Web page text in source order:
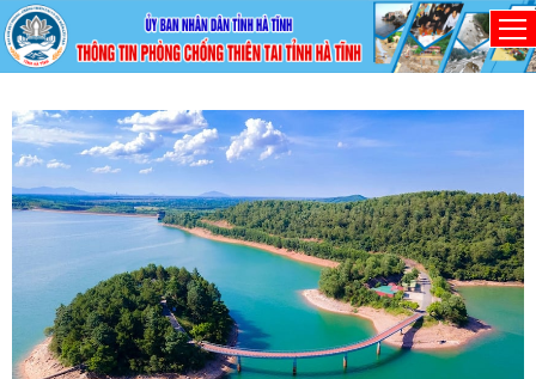
Thứ Sáu, 7/8/2026